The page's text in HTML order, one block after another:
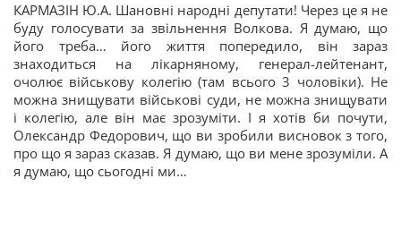
КАРМАЗІН Ю.А. Шановні народні депутати! Через це я не
буду голосувати за звільнення Волкова. Я думаю, що
його треба… його життя попередило, він зараз
знаходиться на лікарняному, генерал-лейтенант,
очолює військову колегію (там всього 3 чоловіки). Не
можна знищувати військові суди, не можна знищувати
і колегію, але він має зрозуміти. І я хотів би почути,
Олександр Федорович, що ви зробили висновок з того,
про що я зараз сказав. Я думаю, що ви мене зрозуміли. А
я думаю, що сьогодні ми…